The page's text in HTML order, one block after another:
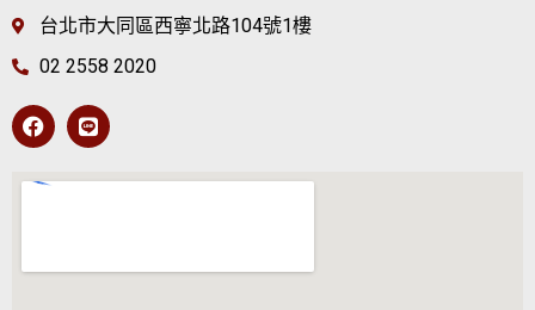
台北市大同區西寧北路104號1樓
02 2558 2020